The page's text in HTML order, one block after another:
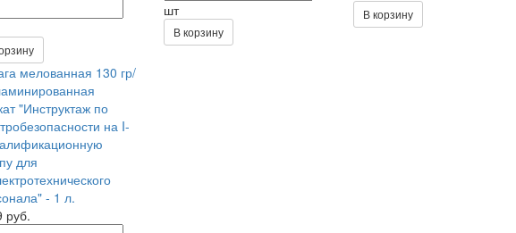
шт
В корзину
В корзину
мелованная 130 гр/
"Инструктаж по
на I-
для
- 1 л.
руб.